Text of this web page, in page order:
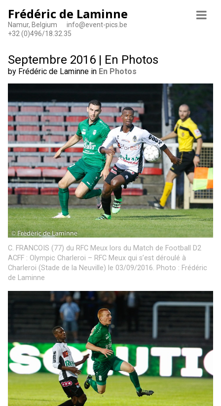
Frédéric de Laminne
Namur, Belgium
info@event-pics.be
+32 (0)496/18.32.35
Septembre 2016 | En Photos
by Frédéric de Laminne in En Photos
C. FRANCOIS (77) du RFC Meux lors du Match de Football D2
ACFF : Olympic Charleroi – RFC Meux qui s’est déroulé à
Charleroi (Stade de la Neuville) le 03/09/2016. Photo : Frédéric
de Laminne